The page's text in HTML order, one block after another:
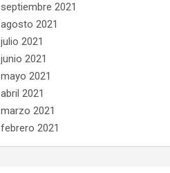
septiembre 2021
agosto 2021
julio 2021
junio 2021
mayo 2021
abril 2021
marzo 2021
febrero 2021